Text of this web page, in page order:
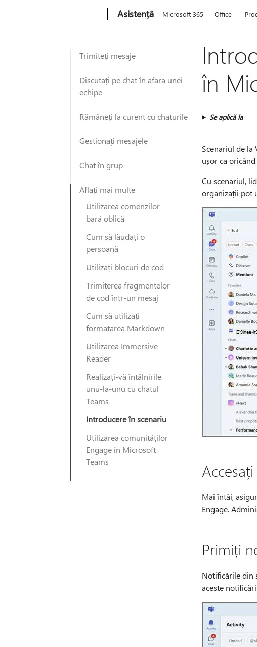
Asistență Microsoft 365 Office
Trimiteți mesaje
Discutați pe chat în afara unei
echipe
Rămâneți la curent cu chaturile
Gestionați mesajele
Chat în grup
Aflați mai multe
Utilizarea comenzilor
bară oblică
Cum să lăudați o
persoană
Utilizați blocuri de cod
Trimiterea fragmentelor
de cod într-un mesaj
Cum să utilizați
formatarea Markdown
Utilizarea Immersive
Reader
Realizați-vă întâlnirile
unu-la-unu cu chatul
Teams
Introducere în scenariu
Utilizarea comunităților
Engage în Microsoft
Teams
în
Se aplică la
Scenariul de la
ușor ca
Cu scenariul,
organizații pot
Mai întâi,
Engage.
Primiți
Notificările din
aceste